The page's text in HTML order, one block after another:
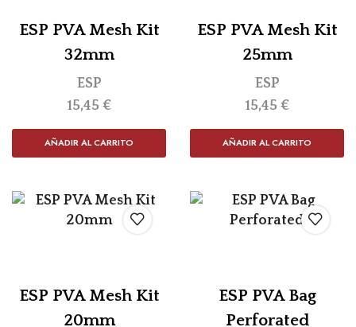
ESP PVA Mesh Kit
32mm
ESP
15,45 €
AÑADIR AL CARRITO
ESP PVA Mesh Kit
25mm
ESP
15,45 €
AÑADIR AL CARRITO
ESP PVA Mesh Kit
20mm
ESP PVA Bag
Perforated